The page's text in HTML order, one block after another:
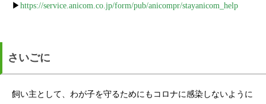
▶ https://service.anicom.co.jp/form/pub/anicompr/stayanicom_help
さいごに
飼い主として、わが子を守るためにもコロナに感染しないように